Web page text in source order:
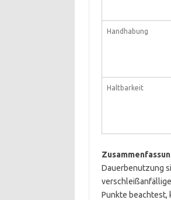
Handhabung
Haltbarkeit
Dauerbenutzung
Punkte beachtest,